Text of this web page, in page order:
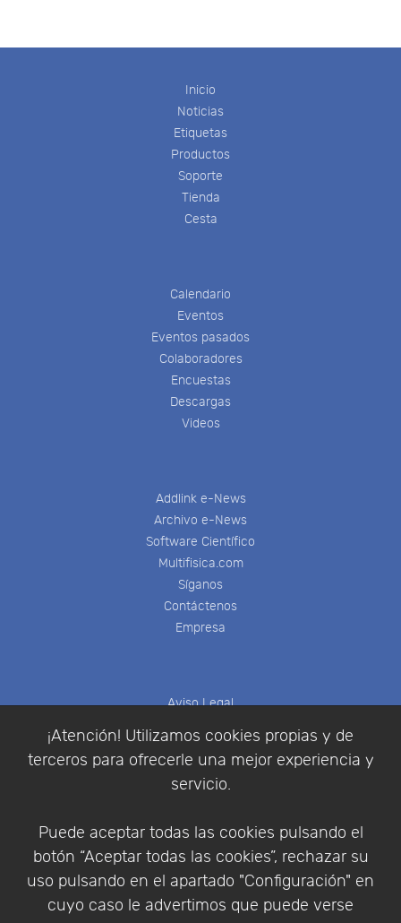
¡Atención! Utilizamos cookies propias y de
terceros para ofrecerle una mejor experiencia y
servicio.
Puede aceptar todas las cookies pulsando el
botón “Aceptar todas las cookies”, rechazar su
uso pulsando en el apartado "Configuración" en
cuyo caso le advertimos que puede verse
Inicio
Noticias
Etiquetas
Productos
Soporte
Tienda
Cesta
Calendario
Eventos
Eventos pasados
Colaboradores
Encuestas
Descargas
Videos
Addlink e-News
Archivo e-News
Software Científico
Multifisica.com
Síganos
Contáctenos
Empresa
Aviso Legal
Política de Privacidad
Condiciones de compra
Identificarse